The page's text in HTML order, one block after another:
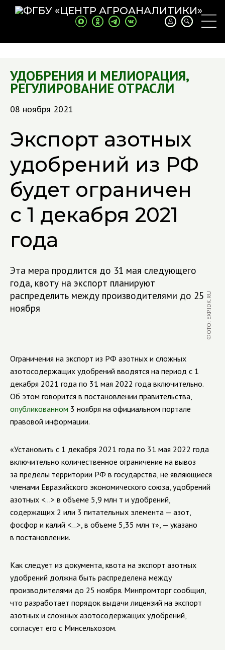
УДОБРЕНИЯ И МЕЛИОРАЦИЯ,
РЕГУЛИРОВАНИЕ ОТРАСЛИ
08 ноября 2021
Экспорт азотных
удобрений из РФ
будет ограничен
с 1 декабря 2021
года
Эта мера продлится до 31 мая следующего
года, квоту на экспорт планируют
распределить между производителями до 25
ноября
ФОТО: EXP.IDK.RU
Ограничения на экспорт из РФ азотных и сложных
азотосодержащих удобрений вводятся на период с 1
декабря 2021 года по 31 мая 2022 года включительно.
Об этом говорится в постановлении правительства,
опубликованном 3 ноября на официальном портале
правовой информации.
«Установить с 1 декабря 2021 года по 31 мая 2022 года
включительно количественное ограничение на вывоз
за пределы территории РФ в государства, не являющиеся
членами Евразийского экономического союза, удобрений
азотных <…> в объеме 5,9 млн т и удобрений,
содержащих 2 или 3 питательных элемента — азот,
фосфор и калий <…>, в объеме 5,35 млн т», — указано
в постановлении.
Как следует из документа, квота на экспорт азотных
удобрений должна быть распределена между
производителями до 25 ноября. Минпромторг сообщил,
что разработает порядок выдачи лицензий на экспорт
азотных и сложных азотосодержащих удобрений,
согласует его с Минсельхозом.